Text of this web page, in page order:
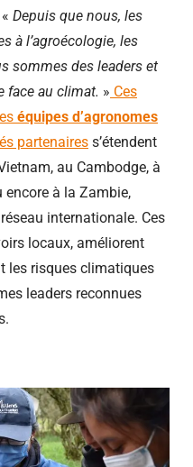
Depuis que nous, les
à l’agroécologie, les
sommes des leaders et
face au climat. » Ces
équipes d’agronomes
partenaires s’étendent
au Cambodge, à
encore à la Zambie,
internationale. Ces
locaux, améliorent
les risques climatiques
leaders reconnues